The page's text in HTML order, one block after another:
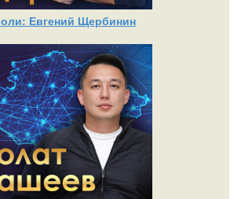
Евгений Щербинин